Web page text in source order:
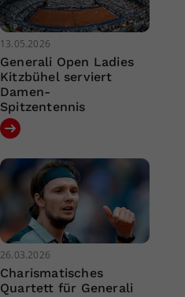
13.05.2026
Generali Open Ladies
Kitzbühel serviert
Damen-
Spitzentennis
26.03.2026
Charismatisches
Quartett für Generali